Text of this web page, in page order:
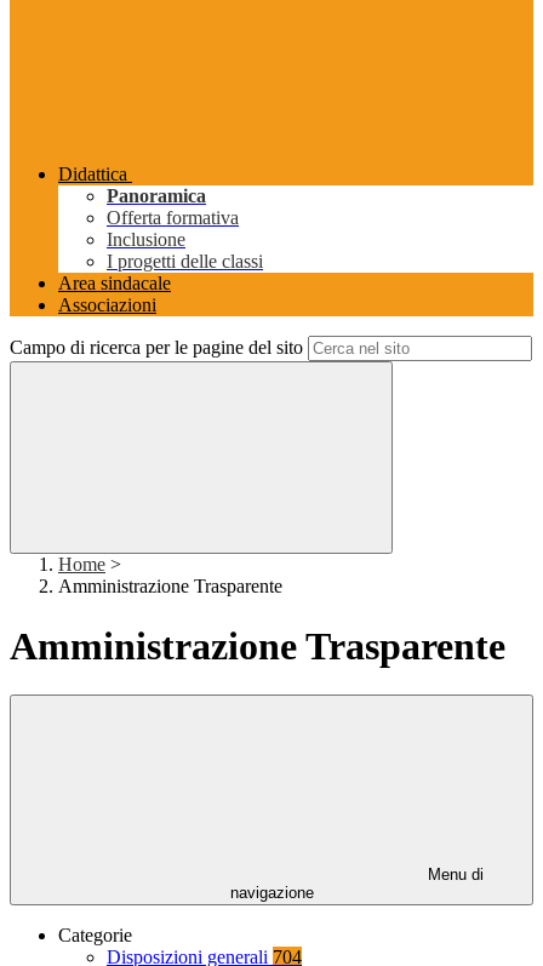
Didattica
Panoramica
Offerta formativa
Inclusione
I progetti delle classi
Area sindacale
Associazioni
Campo di ricerca per le pagine del sito
Home >
Amministrazione Trasparente
Amministrazione Trasparente
Menu di
navigazione
Categorie
Disposizioni generali 704